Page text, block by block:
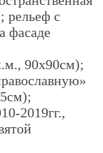
рельеф с
фасаде
90х90см);
2019гг.,